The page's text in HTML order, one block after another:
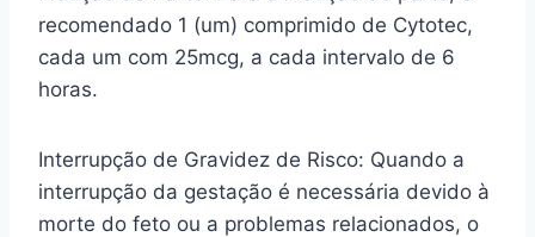
recomendado 1 (um) comprimido de Cytotec,
cada um com 25mcg, a cada intervalo de 6
horas.
Interrupção de Gravidez de Risco: Quando a
interrupção da gestação é necessária devido à
morte do feto ou a problemas relacionados, o